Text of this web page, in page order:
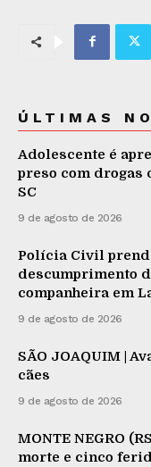
ÚLTIMAS
Adolescente é
preso com drogas
SC
9 de agosto de 2026
Polícia Civil
descumprimento
companheira em
9 de agosto de 2026
SÃO JOAQUIM |
cães
9 de agosto de 2026
MONTE NEGRO
morte e cinco